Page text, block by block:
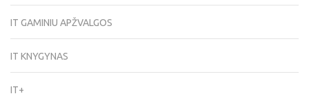
IT GAMINIU APŽVALGOS
IT KNYGYNAS
IT+